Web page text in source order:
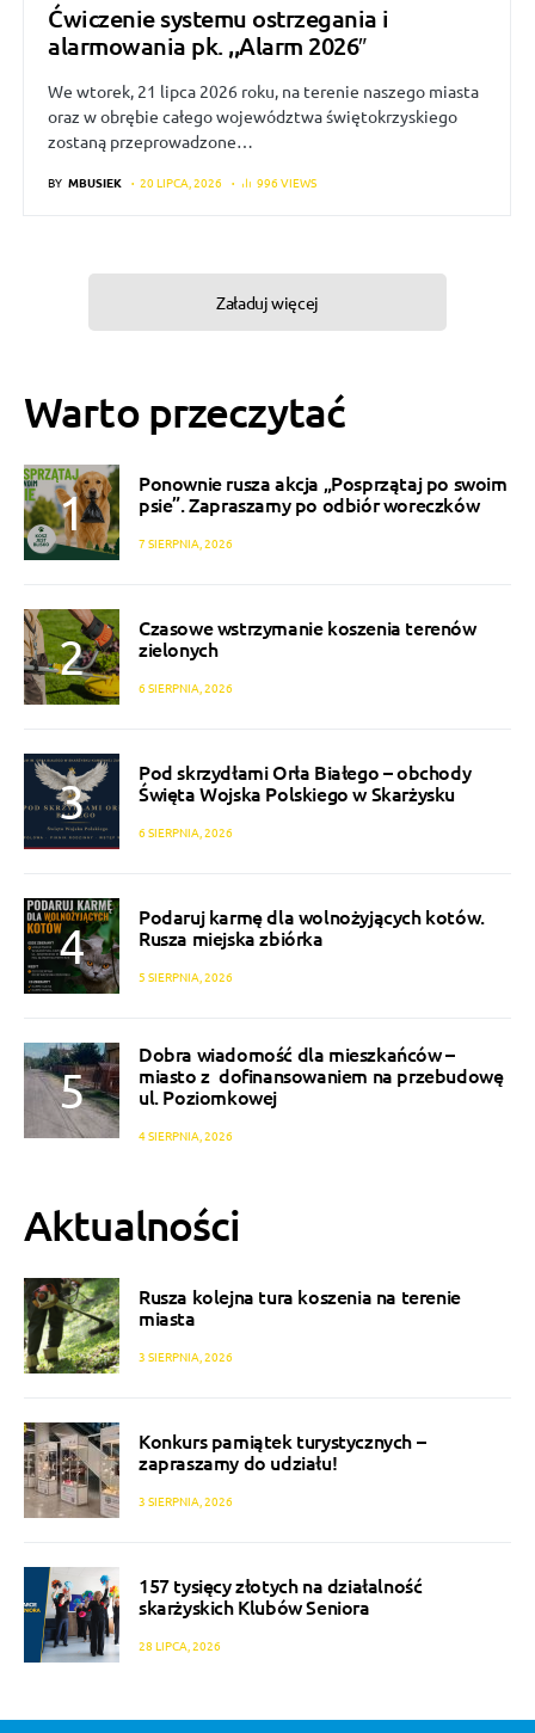
Ćwiczenie systemu ostrzegania i
alarmowania pk. ,,Alarm 2026″
We wtorek, 21 lipca 2026 roku, na terenie naszego miasta
oraz w obrębie całego województwa świętokrzyskiego
zostaną przeprowadzone…
BY MBUSIEK 20 LIPCA, 2026 996 VIEWS
Załaduj więcej
Warto przeczytać
Ponownie rusza akcja „Posprzątaj po swoim
psie”. Zapraszamy po odbiór woreczków
7 SIERPNIA, 2026
Czasowe wstrzymanie koszenia terenów
zielonych
6 SIERPNIA, 2026
Pod skrzydłami Orła Białego – obchody
Święta Wojska Polskiego w Skarżysku
6 SIERPNIA, 2026
Podaruj karmę dla wolnożyjących kotów.
Rusza miejska zbiórka
5 SIERPNIA, 2026
Dobra wiadomość dla mieszkańców –
miasto z dofinansowaniem na przebudowę
ul. Poziomkowej
4 SIERPNIA, 2026
Aktualności
Rusza kolejna tura koszenia na terenie
miasta
3 SIERPNIA, 2026
Konkurs pamiątek turystycznych –
zapraszamy do udziału!
3 SIERPNIA, 2026
157 tysięcy złotych na działalność
skarżyskich Klubów Seniora
28 LIPCA, 2026